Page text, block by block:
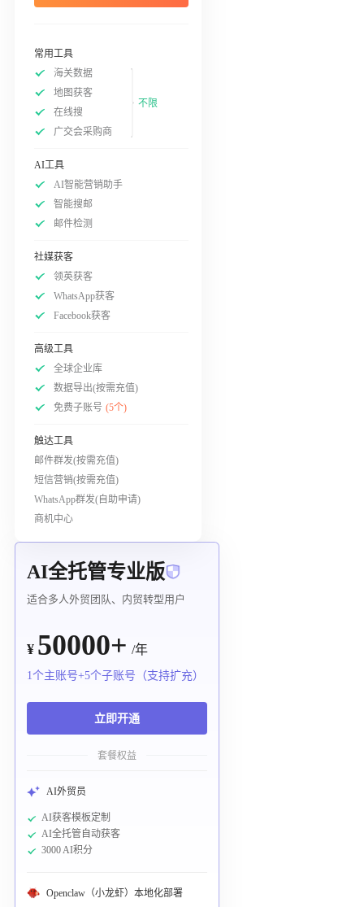
常用工具
海关数据
地图获客
在线搜
广交会采购商
不限
AI工具
AI智能营销助手
智能搜邮
邮件检测
社媒获客
领英获客
WhatsApp获客
Facebook获客
高级工具
全球企业库
数据导出(按需充值)
免费子账号 (5个)
触达工具
邮件群发(按需充值)
短信营销(按需充值)
WhatsApp群发(自助申请)
商机中心
AI全托管专业版
适合多人外贸团队、内贸转型用户
¥ 50000+ /年
1个主账号+5个子账号（支持扩充）
立即开通
套餐权益
AI外贸员
AI获客模板定制
AI全托管自动获客
3000 AI积分
Openclaw（小龙虾）本地化部署